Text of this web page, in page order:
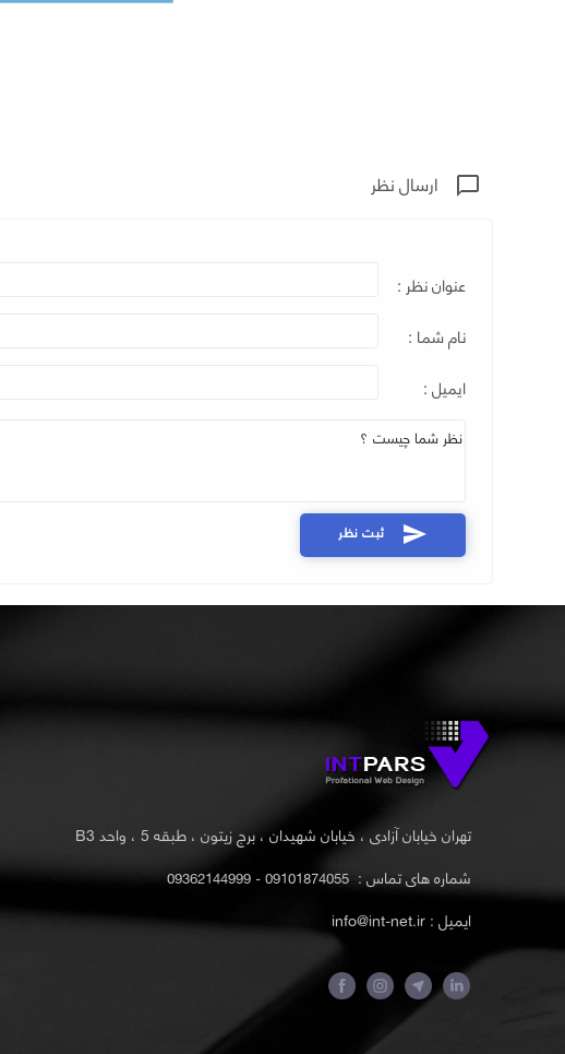
chat_bubble_outline ارسال نظر
عنوان نظر :
نام شما :
ایمیل :
ثبت نظر send
تهران خیابان آزادی ، خیابان شهیدان ، برج زیتون ، طبقه 5 ، واحد B3
شماره های تماس :09101874055 - 09362144999
ایمیل : info@int-net.ir